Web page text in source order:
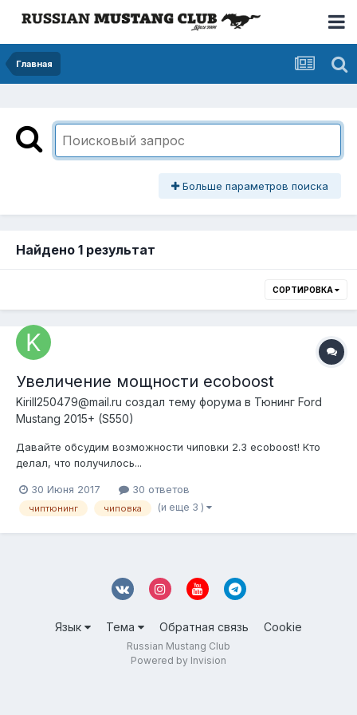
Главная
Больше параметров поиска
Найдено 1 результат
СОРТИРОВКА
Увеличение мощности ecoboost
Kirill250479@mail.ru создал тему форума в Тюнинг Ford
Mustang 2015+ (S550)
Давайте обсудим возможности чиповки 2.3 ecoboost! Кто
делал, что получилось...
30 Июня 2017 30 ответов
чиптюнинг чиповка (и еще 3 )
Язык Тема Обратная связь Cookie
Russian Mustang Club
Powered by Invision